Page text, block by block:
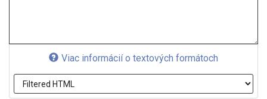
Viac informácií o textových formátoch